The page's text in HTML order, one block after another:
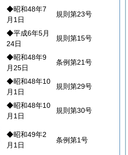
◆昭和48年7
月1日
規則第23号
◆平成6年5月
24日
規則第15号
◆昭和48年9
月25日
条例第21号
◆昭和48年10
月1日
規則第29号
◆昭和48年10
月1日
規則第30号
◆昭和49年2
月1日
条例第1号